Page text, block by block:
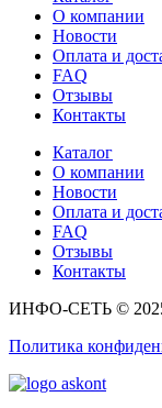
О компании
Новости
Оплата и
FAQ
Отзывы
Контакты
Каталог
О компании
Новости
Оплата и
FAQ
Отзывы
Контакты
ИНФО-СЕТЬ ©
Политика